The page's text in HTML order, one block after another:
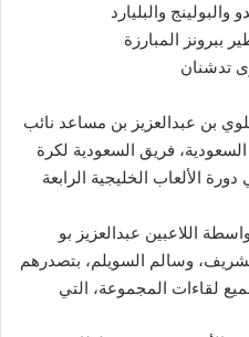
والبليارد
ببرونز المبارزة
تدشنان
بن عبدالعزيز بن مساعد نائب
السعودية، فريق السعودية لكرة
الألعاب الخليجية الرابعة
اللاعبين عبدالعزيز بو
وسالم السويلم، بتصدرهم
لقاءات المجموعة، التي